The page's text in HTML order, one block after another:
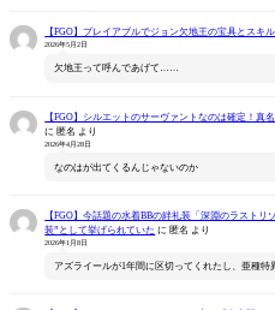
【FGO】プレイアブルでジョン欠地王の宝具とスキ
2026年5月2日
欠地王って呼んであげて……
【FGO】シルエットのサーヴァントなのは確定！真
に匿名 より
2026年4月28日
なのはが出てくるんじゃないのか
【FGO】今話題の水着BBの絆礼装「深淵のラスト
装”として挙げられていた に 匿名 より
2026年1月8日
アズライールが1年間に区切ってくれたし、亜種